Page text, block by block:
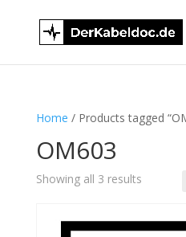
Home / Products tagged
OM603
Showing all 3 results